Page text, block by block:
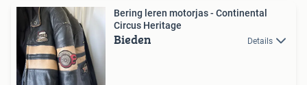
Bering leren motorjas - Continental
Circus Heritage
Bieden Details